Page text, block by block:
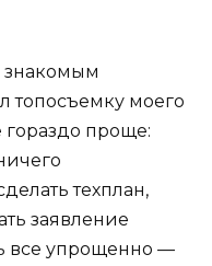
знакомым
топосъемку моего
гораздо проще:
техплан,
заявление
все упрощенно —